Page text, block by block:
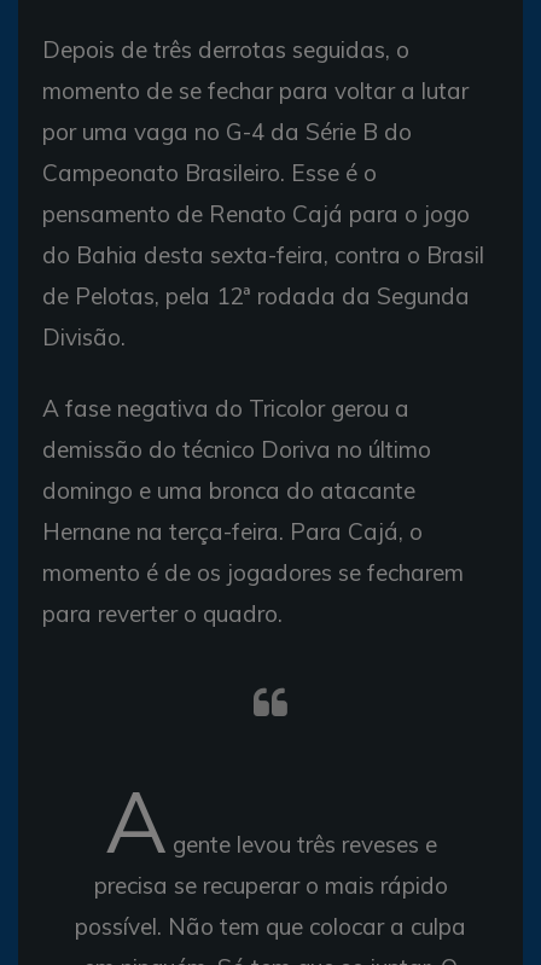
Depois de três derrotas seguidas, o
momento de se fechar para voltar a lutar
por uma vaga no G-4 da Série B do
Campeonato Brasileiro. Esse é o
pensamento de Renato Cajá para o jogo
do Bahia desta sexta-feira, contra o Brasil
de Pelotas, pela 12ª rodada da Segunda
Divisão.
A fase negativa do Tricolor gerou a
demissão do técnico Doriva no último
domingo e uma bronca do atacante
Hernane na terça-feira. Para Cajá, o
momento é de os jogadores se fecharem
para reverter o quadro.
A gente levou três reveses e
precisa se recuperar o mais rápido
possível. Não tem que colocar a culpa